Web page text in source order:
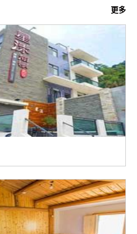
更多